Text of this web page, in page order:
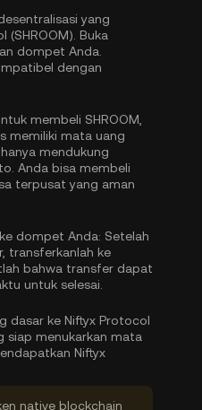
yang
(SHROOM). Buka
dompet Anda.
dengan
membeli SHROOM,
memiliki mata uang
mendukung
Anda bisa membeli
terpusat yang aman
dompet Anda: Setelah
transferkanlah ke
bahwa transfer dapat
untuk selesai.
dasar ke Niftyx Protocol
siap menukarkan mata
Niftyx
native blockchain